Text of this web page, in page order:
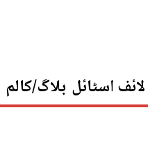
لائف اسٹائل بلاگ/کالم